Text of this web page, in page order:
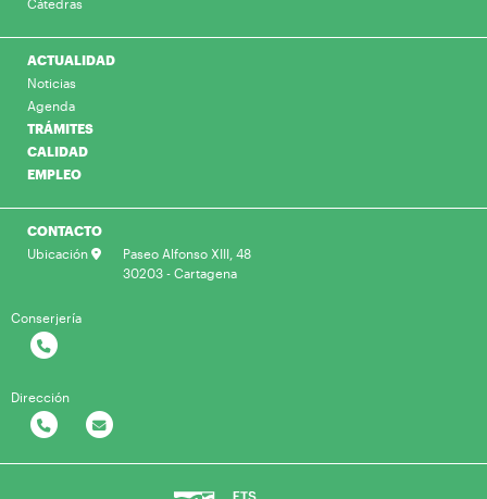
Cátedras
ACTUALIDAD
Noticias
Agenda
TRÁMITES
CALIDAD
EMPLEO
CONTACTO
Ubicación
Paseo Alfonso XIII, 48
30203 - Cartagena
Conserjería
Dirección